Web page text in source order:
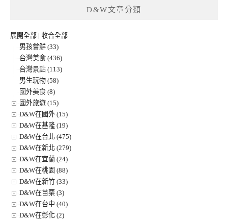
D&W文章分類
展開全部 | 收合全部
男孩嘗鮮 (33)
台灣美食 (436)
台灣景點 (113)
男生玩物 (58)
國外美食 (8)
國外旅遊 (15)
D&W在國外 (15)
D&W在基隆 (19)
D&W在台北 (475)
D&W在新北 (279)
D&W在宜蘭 (24)
D&W在桃園 (88)
D&W在新竹 (33)
D&W在苗栗 (3)
D&W在台中 (40)
D&W在彰化 (2)